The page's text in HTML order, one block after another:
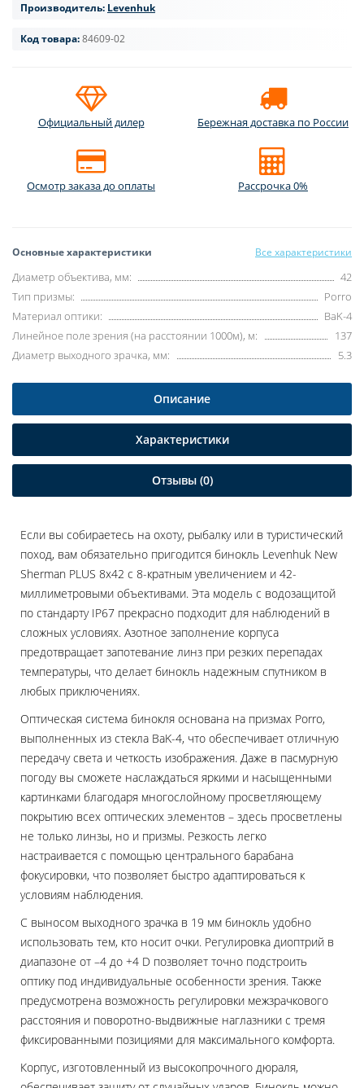
Производитель: Levenhuk
Код товара:84609-02
Официальный дилер Бережная доставка по России
Осмотр заказа до оплаты Рассрочка 0%
Основные характеристики Все характеристики
Диаметр объектива, мм:
42
Тип призмы:
Porro
Материал оптики:
BaK-4
Линейное поле зрения (на расстоянии 1000м), м:
137
Диаметр выходного зрачка, мм:
5.3
Описание
Характеристики
Отзывы (0)
Если вы собираетесь на охоту, рыбалку или в туристический
поход, вам обязательно пригодится бинокль Levenhuk New
Sherman PLUS 8x42 с 8-кратным увеличением и 42-
миллиметровыми объективами. Эта модель с водозащитой
по стандарту IP67 прекрасно подходит для наблюдений в
сложных условиях. Азотное заполнение корпуса
предотвращает запотевание линз при резких перепадах
температуры, что делает бинокль надежным спутником в
любых приключениях.
Оптическая система бинокля основана на призмах Porro,
выполненных из стекла BaK-4, что обеспечивает отличную
передачу света и четкость изображения. Даже в пасмурную
погоду вы сможете наслаждаться яркими и насыщенными
картинками благодаря многослойному просветляющему
покрытию всех оптических элементов – здесь просветлены
не только линзы, но и призмы. Резкость легко
настраивается с помощью центрального барабана
фокусировки, что позволяет быстро адаптироваться к
условиям наблюдения.
С выносом выходного зрачка в 19 мм бинокль удобно
использовать тем, кто носит очки. Регулировка диоптрий в
диапазоне от –4 до +4 D позволяет точно подстроить
оптику под индивидуальные особенности зрения. Также
предусмотрена возможность регулировки межзрачкового
расстояния и поворотно-выдвижные наглазники с тремя
фиксированными позициями для максимального комфорта.
Корпус, изготовленный из высокопрочного дюраля,